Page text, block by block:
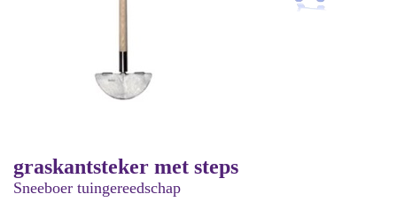
graskantsteker met steps
Sneeboer tuingereedschap